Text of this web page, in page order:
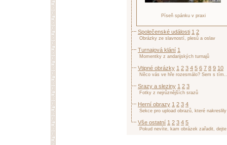
Píseň spánku v praxi
Společenské události 1 2
Obrázky ze slavností, plesů a oslav
Turnajová klání 1
Momentky z andarijských turnajů
Vtipné obrázky 1 2 3 4 5 6 7 8 9 10
Něco vás ve hře rozesmálo? Sem s
Srazy a sleziny 1 2 3
Fotky z nejrůznějších srazů
Herní obrazy 1 2 3 4
Sekce pro upload obrazů, které
Vše ostatní 1 2 3 4 5
Pokud nevíte, kam obrázek zařadit,